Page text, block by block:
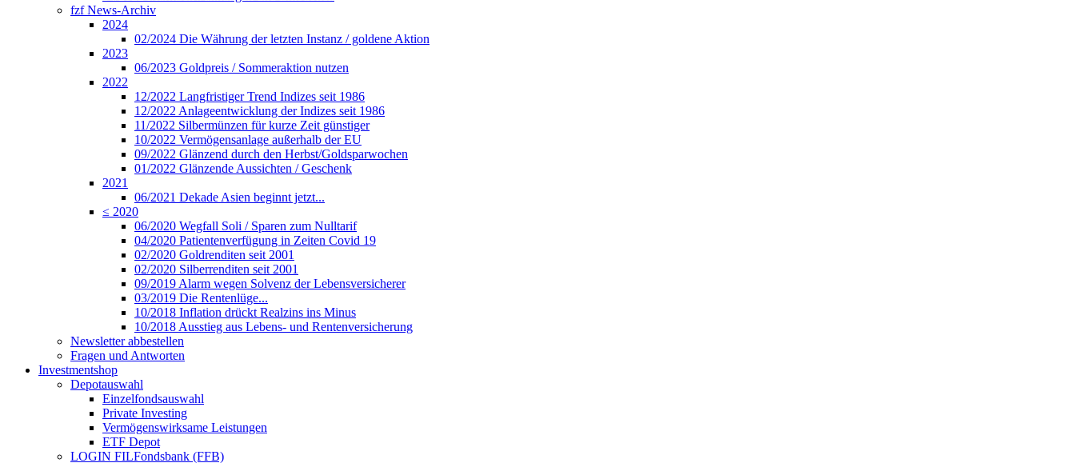
fzf News-Archiv
2024
02/2024 Die Währung der letzten Instanz / goldene Aktion
2023
06/2023 Goldpreis / Sommeraktion nutzen
2022
12/2022 Langfristiger Trend Indizes seit 1986
12/2022 Anlageentwicklung der Indizes seit 1986
11/2022 Silbermünzen für kurze Zeit günstiger
10/2022 Vermögensanlage außerhalb der EU
09/2022 Glänzend durch den Herbst/Goldsparwochen
01/2022 Glänzende Aussichten / Geschenk
2021
06/2021 Dekade Asien beginnt jetzt...
≤ 2020
06/2020 Wegfall Soli / Sparen zum Nulltarif
04/2020 Patientenverfügung in Zeiten Covid 19
02/2020 Goldrenditen seit 2001
02/2020 Silberrenditen seit 2001
09/2019 Alarm wegen Solvenz der Lebensversicherer
03/2019 Die Rentenlüge...
10/2018 Inflation drückt Realzins ins Minus
10/2018 Ausstieg aus Lebens- und Rentenversicherung
Newsletter abbestellen
Fragen und Antworten
Investmentshop
Depotauswahl
Einzelfondsauswahl
Private Investing
Vermögenswirksame Leistungen
ETF Depot
LOGIN FILFondsbank (FFB)